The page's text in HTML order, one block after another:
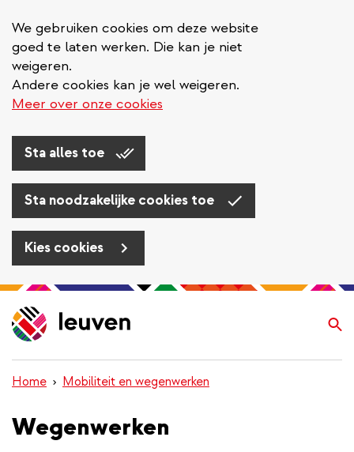
We gebruiken cookies om deze website
goed te laten werken. Die kan je niet
weigeren.
Andere cookies kan je wel weigeren.
Meer over onze cookies
Sta alles toe
Sta noodzakelijke cookies toe
Kies cookies
Overslaan
en
naar
inhoud
gaan
Home Mobiliteit en wegenwerken
Wegenwerken